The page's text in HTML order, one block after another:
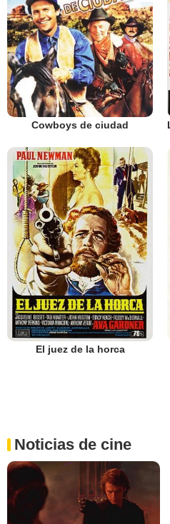
Cowboys de ciudad
El juez de la horca
Noticias de cine